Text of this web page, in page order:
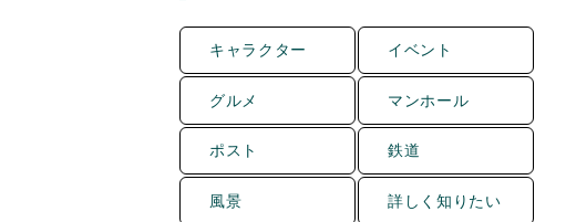
キャラクター イベント
グルメ マンホール
ポスト 鉄道
風景 詳しく知りたい